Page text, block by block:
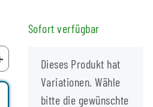
Sofort verfügbar
x
Dieses Produkt hat
Variationen. Wähle
bitte die gewünschte